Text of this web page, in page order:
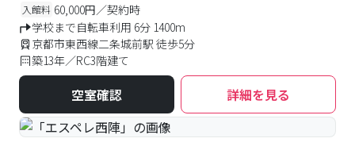
入館料 60,000円／契約時
学校まで自転車利用 6分 1400m
京都市東西線二条城前駅 徒歩5分
築13年／RC3階建て
空室確認 詳細を見る